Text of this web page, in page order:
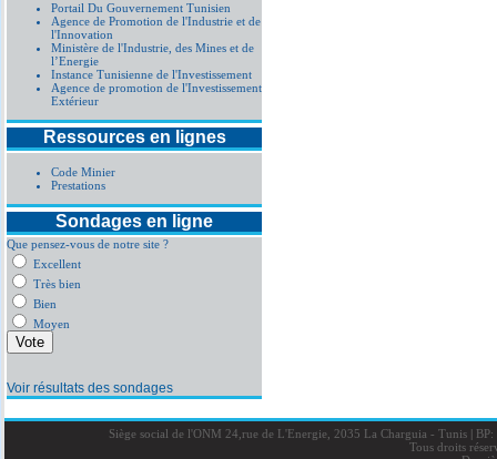
Portail Du Gouvernement Tunisien
Agence de Promotion de l'Industrie et de
l'Innovation
Ministère de l'Industrie, des Mines et de
l’Energie
Instance Tunisienne de l'Investissement
Agence de promotion de l'Investissement
Extérieur
Ressources en lignes
Code Minier
Prestations
Sondages en ligne
Que pensez-vous de notre site ?
Excellent
Très bien
Bien
Moyen
Voir résultats des sondages
Siège social de l'ONM 24,rue de L'Energie, 2035 La Charguia - Tunis |BP:
Tous droits